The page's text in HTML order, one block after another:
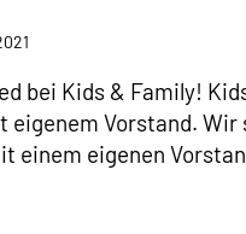
bei Kids & Family!
Vorstand. Wir
einem eigenen